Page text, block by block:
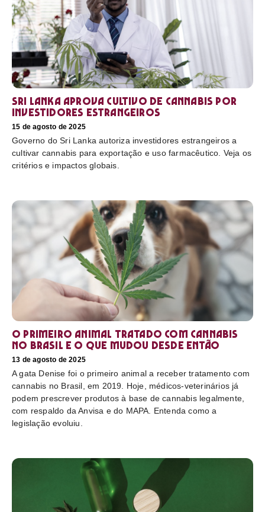
Sri Lanka aprova cultivo de cannabis por
investidores estrangeiros
15 de agosto de 2025
Governo do Sri Lanka autoriza investidores estrangeiros a
cultivar cannabis para exportação e uso farmacêutico. Veja os
critérios e impactos globais.
O primeiro animal tratado com cannabis
no Brasil e o que mudou desde então
13 de agosto de 2025
A gata Denise foi o primeiro animal a receber tratamento com
cannabis no Brasil, em 2019. Hoje, médicos-veterinários já
podem prescrever produtos à base de cannabis legalmente,
com respaldo da Anvisa e do MAPA. Entenda como a
legislação evoluiu.